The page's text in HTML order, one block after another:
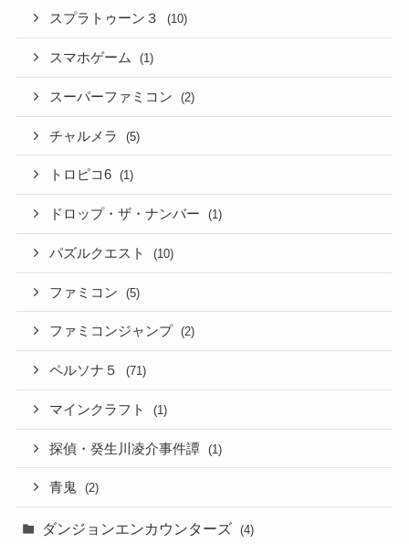
スプラトゥーン３ (10)
スマホゲーム (1)
スーパーファミコン (2)
チャルメラ (5)
トロピコ6 (1)
ドロップ・ザ・ナンバー (1)
パズルクエスト (10)
ファミコン (5)
ファミコンジャンプ (2)
ペルソナ５ (71)
マインクラフト (1)
探偵・癸生川凌介事件譚 (1)
青鬼 (2)
ダンジョンエンカウンターズ (4)